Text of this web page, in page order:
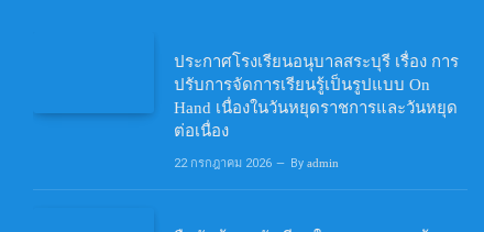
ประกาศโรงเรียนอนุบาลสระบุรี เรื่อง การ
ปรับการจัดการเรียนรู้เป็นรูปแบบ On
Hand เนื่องในวันหยุดราชการและวันหยุด
ต่อเนื่อง
22 กรกฎาคม 2026 By admin